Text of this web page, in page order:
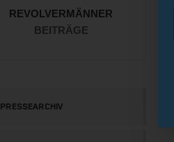
REVOLVERMÄNNER
BEITRÄGE
PRESSEARCHIV